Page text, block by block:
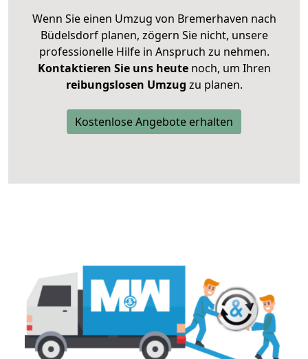
Wenn Sie einen Umzug von Bremerhaven nach
Büdelsdorf planen, zögern Sie nicht, unsere
professionelle Hilfe in Anspruch zu nehmen.
Kontaktieren Sie uns heutenoch, um Ihren
reibungslosen Umzug zu planen.
Kostenlose Angebote erhalten